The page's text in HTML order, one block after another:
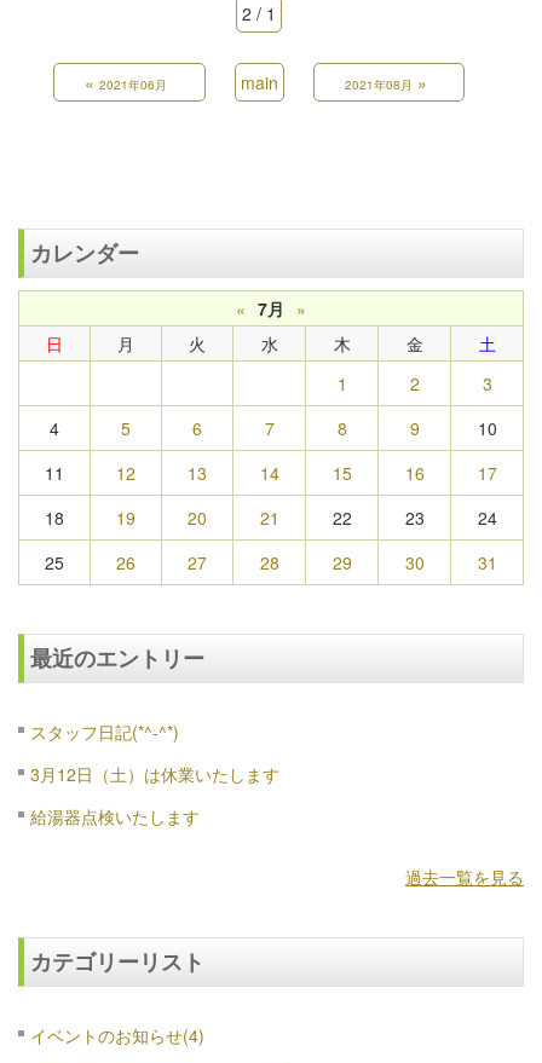
2 / 1
«2021年06月 main 2021年08月 »
カレンダー
« 7月
»
日
月 火 水 木 金
土
1
2
3
4
5 6 7 8 9
10
11
12 13 14 15 16
17
18
19 20 21 22 23
24
25
26 27 28 29 30 31
最近のエントリー
スタッフ日記(*^-^*)
3月12日（土）は休業いたします
給湯器点検いたします
過去一覧を見る
カテゴリーリスト
イベントのお知らせ(4)